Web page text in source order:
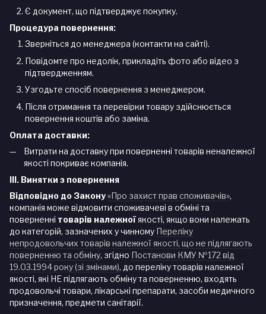
Є документ, що підтверджує покупку.
Процедура повернення:
Зверніться до менеджера (контакти на сайті).
Повідомте про недолік, прикладіть фото або відео з
підтвердженням.
Узгодьте спосіб повернення з менеджером.
Після отримання та перевірки товару здійснюється
повернення коштів або заміна.
Оплата доставки:
Витрати на доставку при поверненні товарів неналежної
якості покриває компанія.
III. Винятки з повернення
Відповідно до Закону«Про захист прав споживачів»,
компанія може відмовити споживачеві в обміні та
поверненні товарів належноїякості, якщо вони належать
до категорій, зазначених у чинному Переліку
непродовольчих товарів належної якості, що не підлягають
поверненню та обміну, згідно Постанови КМУ №172 від
19.03.1994 року (зі змінами), до переліку товарів належної
якості, які НЕ підлягають обміну та поверненню, входять
продовольчі товари, лікарські препарати, засоби медичного
призначення, предмети санітарії.